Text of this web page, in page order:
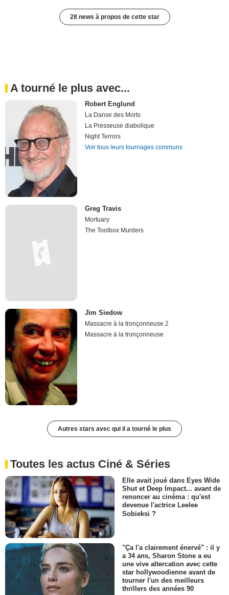
28 news à propos de cette star
A tourné le plus avec...
Robert Englund
La Danse des Morts
La Presseuse diabolique
Night Terrors
Voir tous leurs tournages communs
Greg Travis
Mortuary
The Toolbox Murders
Jim Siedow
Massacre à la tronçonneuse 2
Massacre à la tronçonneuse
Autres stars avec qui il a tourné le plus
Toutes les actus Ciné & Séries
Elle avait joué dans Eyes Wide
Shut et Deep Impact... avant de
renoncer au cinéma : qu'est
devenue l'actrice Leelee
Sobieksi ?
"Ça l'a clairement énervé" : il y
a 34 ans, Sharon Stone a eu
une vive altercation avec cette
star hollywoodienne avant de
tourner l'un des meilleurs
thrillers des années 90